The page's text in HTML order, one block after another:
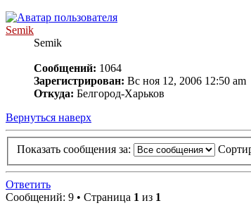
Semik
Semik
Сообщений: 1064
Зарегистрирован: Вс ноя 12, 2006 12:50 am
Откуда: Белгород-Харьков
Вернуться наверх
Показать сообщения за:
Ответить
Сообщений: 9 • Страница 1 из 1